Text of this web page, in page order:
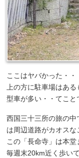
ここはヤバかった・・
上の方に駐車場はあ
型車が多い・・てこと
西国三十三所の旅の
は周辺道路がカオスな
この「長命寺」は本堂
毎週末20km近く歩い